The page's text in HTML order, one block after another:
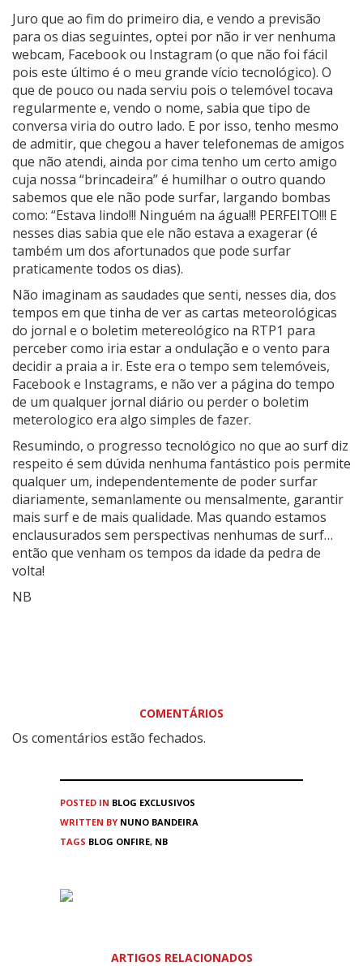
Juro que ao fim do primeiro dia, e vendo a previsão
para os dias seguintes, optei por não ir ver nenhuma
webcam, Facebook ou Instagram (o que não foi fácil
pois este último é o meu grande vício tecnológico). O
que de pouco ou nada serviu pois o telemóvel tocava
regularmente e, vendo o nome, sabia que tipo de
conversa viria do outro lado. E por isso, tenho mesmo
de admitir, que chegou a haver telefonemas de amigos
que não atendi, ainda por cima tenho um certo amigo
cuja nossa “brincadeira” é humilhar o outro quando
sabemos que ele não pode surfar, largando bombas
como: “Estava lindo!!! Ninguém na água!!! PERFEITO!!! E
nesses dias sabia que ele não estava a exagerar (é
também um dos afortunados que pode surfar
praticamente todos os dias).
Não imaginam as saudades que senti, nesses dia, dos
tempos em que tinha de ver as cartas meteorológicas
do jornal e o boletim metereológico na RTP1 para
perceber como iria estar a ondulação e o vento para
decidir a praia a ir. Este era o tempo sem telemóveis,
Facebook e Instagrams, e não ver a página do tempo
de um qualquer jornal diário ou perder o boletim
meterologico era algo simples de fazer.
Resumindo, o progresso tecnológico no que ao surf diz
respeito é sem dúvida nenhuma fantástico pois permite
qualquer um, independentemente de poder surfar
diariamente, semanlamente ou mensalmente, garantir
mais surf e de mais qualidade. Mas quando estamos
enclausurados sem perspectivas nenhumas de surf…
então que venham os tempos da idade da pedra de
volta!
NB
COMENTÁRIOS
Os comentários estão fechados.
POSTED IN BLOG EXCLUSIVOS
WRITTEN BY NUNO BANDEIRA
TAGS BLOG ONFIRE, NB
ARTIGOS RELACIONADOS